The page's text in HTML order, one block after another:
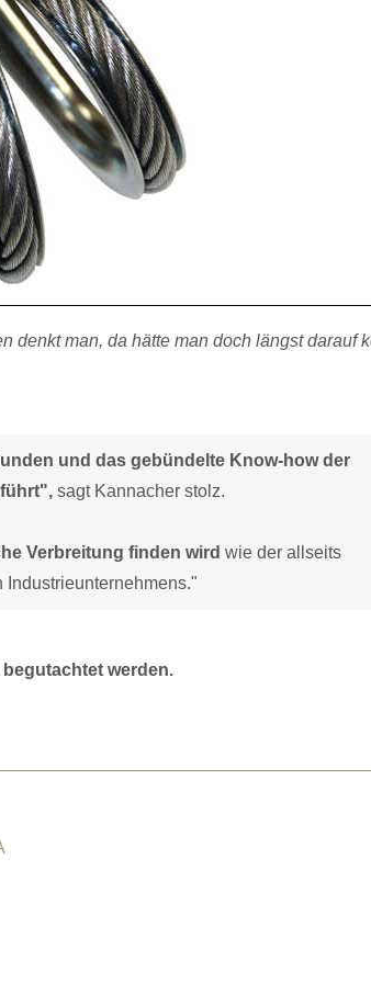
denkt man, da hätte man doch längst darauf
und das gebündelte Know-how der
sagt Kannacher stolz.
Verbreitung finden wird wie der allseits
begutachtet werden.